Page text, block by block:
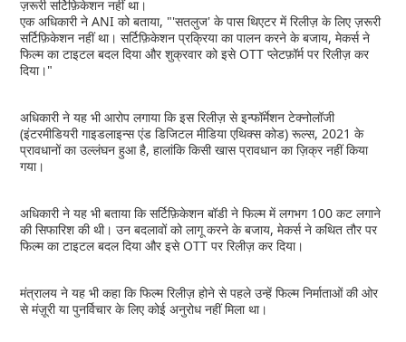
ज़रूरी सर्टिफ़िकेशन नहीं था।
एक अधिकारी ने ANI को बताया, "'सतलुज' के पास थिएटर में रिलीज़ के लिए ज़रूरी
सर्टिफ़िकेशन नहीं था। सर्टिफ़िकेशन प्रक्रिया का पालन करने के बजाय, मेकर्स ने
फिल्म का टाइटल बदल दिया और शुक्रवार को इसे OTT प्लेटफ़ॉर्म पर रिलीज़ कर
दिया।"
अधिकारी ने यह भी आरोप लगाया कि इस रिलीज़ से इन्फॉर्मेशन टेक्नोलॉजी
(इंटरमीडियरी गाइडलाइन्स एंड डिजिटल मीडिया एथिक्स कोड) रूल्स, 2021 के
प्रावधानों का उल्लंघन हुआ है, हालांकि किसी खास प्रावधान का ज़िक्र नहीं किया
गया।
अधिकारी ने यह भी बताया कि सर्टिफ़िकेशन बॉडी ने फिल्म में लगभग 100 कट लगाने
की सिफारिश की थी। उन बदलावों को लागू करने के बजाय, मेकर्स ने कथित तौर पर
फिल्म का टाइटल बदल दिया और इसे OTT पर रिलीज़ कर दिया।
मंत्रालय ने यह भी कहा कि फिल्म रिलीज़ होने से पहले उन्हें फिल्म निर्माताओं की ओर
से मंज़ूरी या पुनर्विचार के लिए कोई अनुरोध नहीं मिला था।